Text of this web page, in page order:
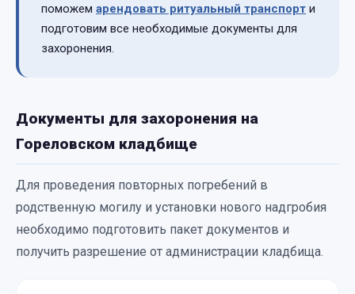
поможем арендовать ритуальный транспорт и
подготовим все необходимые документы для
захоронения.
Документы для захоронения на
Гореловском кладбище
Для проведения повторных погребений в
родственную могилу и установки нового надгробия
необходимо подготовить пакет документов и
получить разрешение от администрации кладбища.